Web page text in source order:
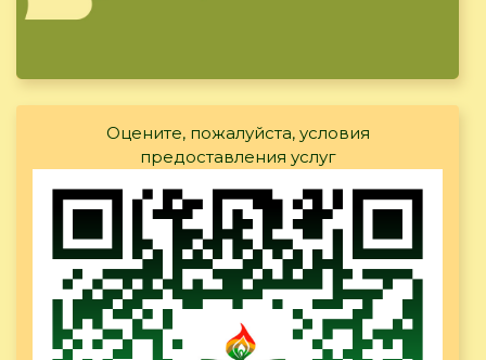
Оцените, пожалуйста, условия
предоставления услуг